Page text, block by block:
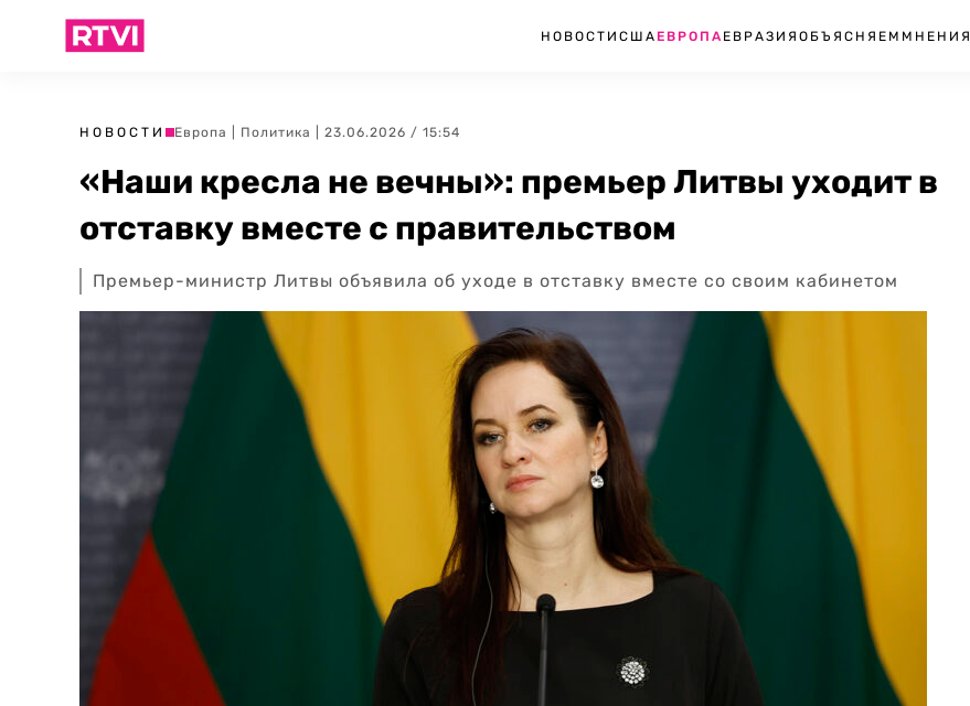
НОВОСТИ США ЕВРОПА ЕВРАЗИЯ ОБЪЯСНЯЕМ МНЕНИЯ
НОВОСТИ Европа Политика | 23.06.2026 / 15:54
«Наши кресла не вечны»: премьер Литвы уходит в
отставку вместе с правительством
Премьер-министр Литвы объявила об уходе в отставку вместе со своим кабинетом